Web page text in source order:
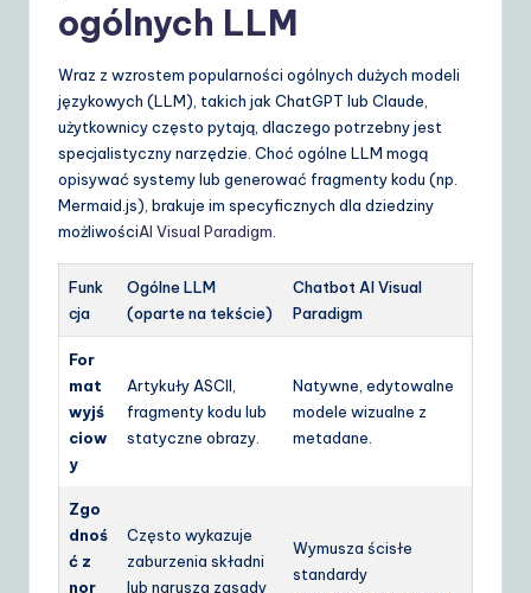
ogólnych LLM
Wraz z wzrostem popularności ogólnych dużych modeli
językowych (LLM), takich jak ChatGPT lub Claude,
użytkownicy często pytają, dlaczego potrzebny jest
specjalistyczny narzędzie. Choć ogólne LLM mogą
opisywać systemy lub generować fragmenty kodu (np.
Mermaid.js), brakuje im specyficznych dla dziedziny
możliwościAI Visual Paradigm
Funk
cja
Ogólne LLM
(oparte na tekście)
Chatbot AI Visual
Paradigm
For
mat
wyjś
ciow
y
Artykuły ASCII,
fragmenty kodu lub
statyczne obrazy.
Natywne, edytowalne
modele wizualne z
metadane.
Zgo
dnoś
ć z
nor
Często wykazuje
zaburzenia składni
lub narusza zasady
Wymusza ścisłe
standardy